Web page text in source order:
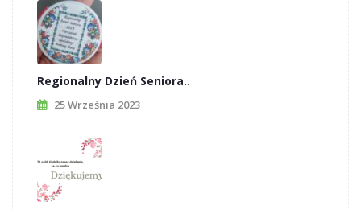
Regionalny Dzień Seniora..
25 Września 2023